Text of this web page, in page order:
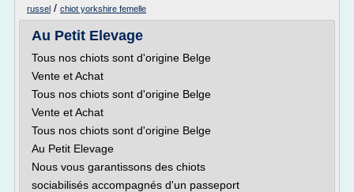
russel / chiot yorkshire femelle
Au Petit Elevage
Tous nos chiots sont d'origine Belge
Vente et Achat
Tous nos chiots sont d'origine Belge
Vente et Achat
Tous nos chiots sont d'origine Belge
Au Petit Elevage
Nous vous garantissons des chiots
sociabilisés accompagnés d'un passeport